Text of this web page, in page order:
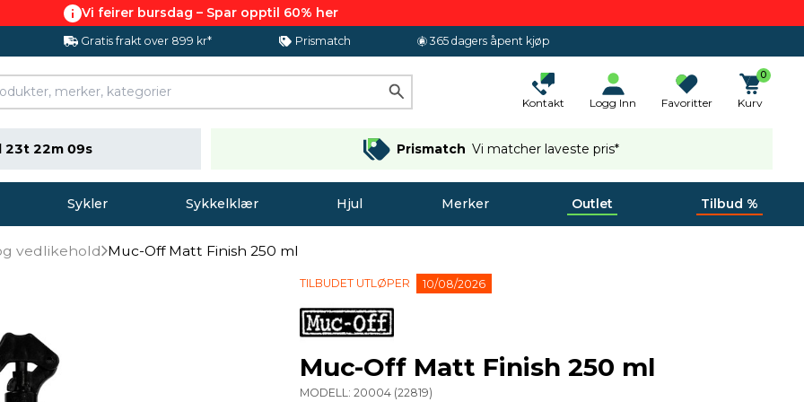
Vi feirer bursdag – Spar opptil 60% her
Gratis frakt over 899 kr* Prismatch 365 dagers åpent kjøp
Kontakt Logg Inn Favoritter
0
Kurv
23t 22m 08s Prismatch Vi matcher laveste pris*
Sykler Sykkelklær Hjul Merker Outlet Tilbud %
vedlikehold Muc-Off Matt Finish 250 ml
TILBUDET UTLØPER 10/08/2026
Muc-Off Matt Finish 250 ml
MODELL:20004 (22819)